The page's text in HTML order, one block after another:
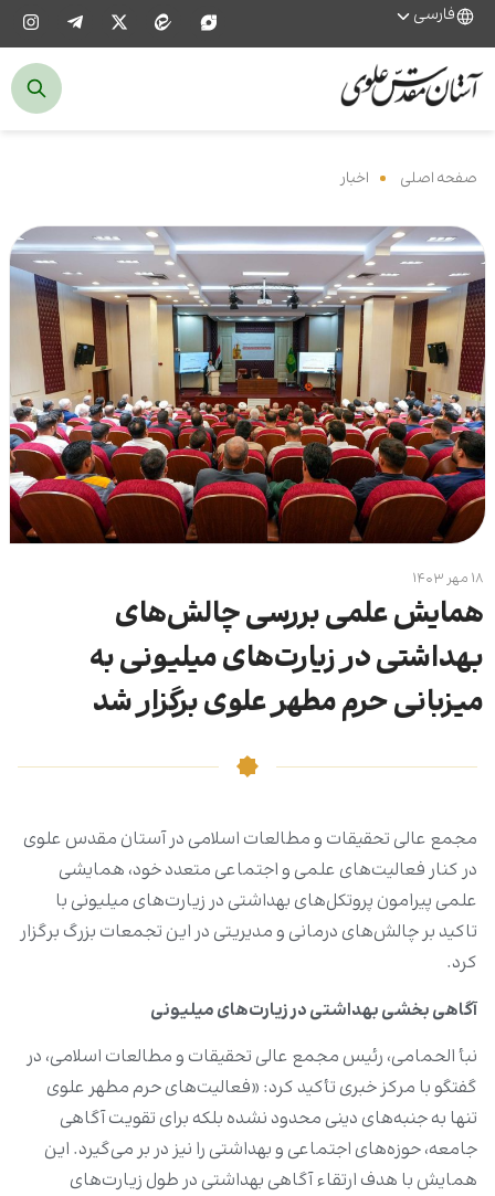
فارسی
صفحه اصلی اخبار
۱۸ مهر ۱۴۰۳
همایش علمی بررسی چالش‌های
بهداشتی در زیارت‌های میلیونی به
میزبانی حرم مطهر علوی برگزار شد
مجمع عالی تحقیقات و مطالعات اسلامی در آستان مقدس علوی
در کنار فعالیت‌های علمی و اجتماعی متعدد خود، همایشی
علمی پیرامون پروتکل‌های بهداشتی در زیارت‌های میلیونی با
تاکید بر چالش‌های درمانی و مدیریتی در این تجمعات بزرگ برگزار
کرد.
آگاهی بخشی بهداشتی در زیارت‌های میلیونی
نبأ الحمامی، رئیس مجمع عالی تحقیقات و مطالعات اسلامی، در
گفتگو با مرکز خبری تأکید کرد: «فعالیت‌های حرم مطهر علوی
تنها به جنبه‌های دینی محدود نشده بلکه برای تقویت آگاهی
جامعه، حوزه‌های اجتماعی و بهداشتی را نیز در بر می‌گیرد. این
همایش با هدف ارتقاء آگاهی بهداشتی در طول زیارت‌های